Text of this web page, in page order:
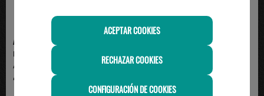
ADIDAS
Pantalón de Chándal Adidas
Algodón 3 Bandas con...
49.95€
bota de fútbol adidas PREDATOR
LEAGUE FT AG Jun...
ACEPTAR COOKIES
RECHAZAR COOKIES
CONFIGURACIÓN DE COOKIES